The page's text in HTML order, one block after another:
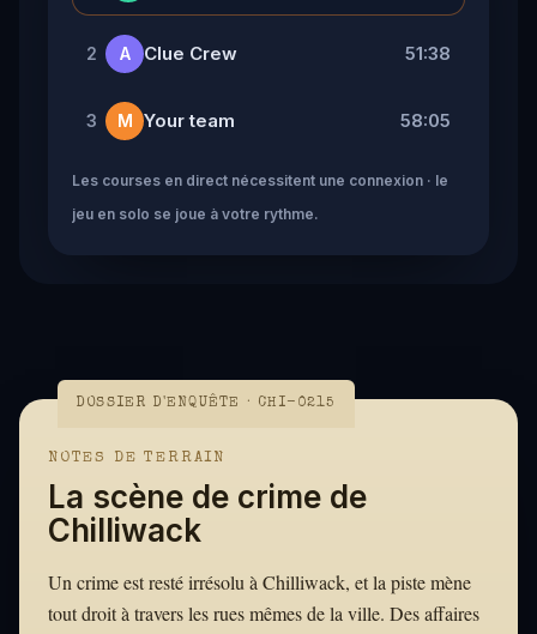
2 A Clue Crew 51:38
3 M Your team 58:05
Les courses en direct nécessitent une connexion · le
jeu en solo se joue à votre rythme.
DOSSIER D'ENQUÊTE · CHI-0215
NOTES DE TERRAIN
La scène de crime de
Chilliwack
Un crime est resté irrésolu à Chilliwack, et la piste mène
tout droit à travers les rues mêmes de la ville. Des affaires